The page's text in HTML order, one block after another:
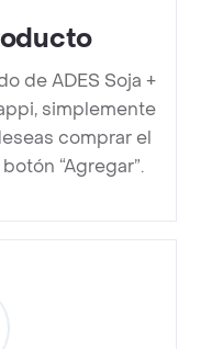
de ADES Soja +
simplemente
comprar el
“Agregar”.